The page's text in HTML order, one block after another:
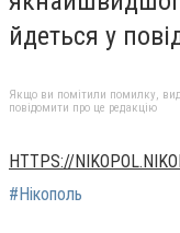
йдеться у
Якщо ви помітили помилку,
повідомити про це редакцію
HTTPS://
#Нікополь